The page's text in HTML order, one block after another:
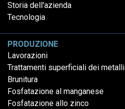
Storia dell'azienda
Tecnologia
PRODUZIONE
Lavorazioni
Trattamenti superficiali dei metalli
Brunitura
Fosfatazione al manganese
Fosfatazione allo zinco